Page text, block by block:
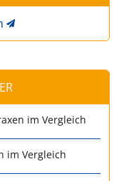
im Vergleich
im Vergleich